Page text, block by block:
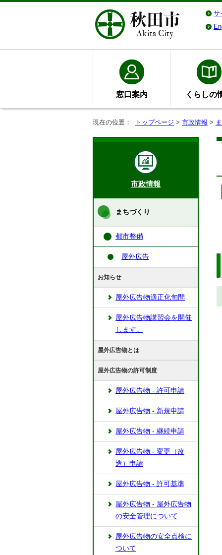
サ
窓口案内 くらしの
現在の位置： トップページ > 市政情報 >
市政情報
まちづくり
都市整備
屋外広告
お知らせ
屋外広告物適正化旬間
屋外広告物講習会を開催
します。
屋外広告物とは
屋外広告物の許可制度
屋外広告物 - 許可申請
屋外広告物 - 新規申請
屋外広告物 - 継続申請
屋外広告物 - 変更（改
造）申請
屋外広告物 - 許可基準
屋外広告物 - 屋外広告物
の安全管理について
屋外広告物の安全点検に
ついて